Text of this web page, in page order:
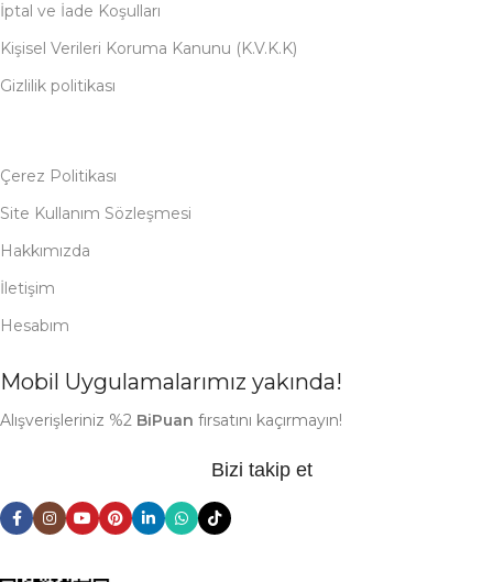
İptal ve İade Koşulları
Kişisel Verileri Koruma Kanunu (K.V.K.K)
Gizlilik politikası
Çerez Politikası
Site Kullanım Sözleşmesi
Hakkımızda
İletişim
Hesabım
Mobil Uygulamalarımız yakında!
Alışverişleriniz %2 BiPuan fırsatını kaçırmayın!
Bizi takip et